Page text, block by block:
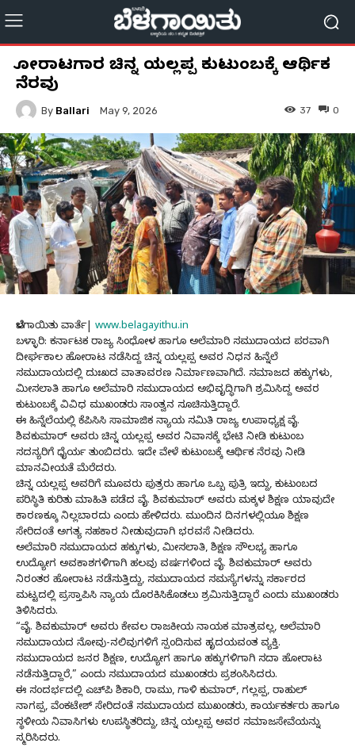
ಹೋರಾಟಗಾರ ಚಿನ್ನ ಯಲ್ಲಪ್ಪ ಕುಟುಂಬಕ್ಕೆ ಆರ್ಥಿಕ
ನೆರವು
By Ballari May 9, 2026 0
37
ಬೆಳಗಾಯಿತು ವಾರ್ತೆ| www.belagayithu.in
ಬಳ್ಳಾರಿ: ಕರ್ನಾಟಕ ರಾಜ್ಯ ಸಿಂಧೋಳ ಹಾಗೂ ಅಲೆಮಾರಿ ಸಮುದಾಯದ ಪರವಾಗಿ
ದೀರ್ಘಕಾಲ ಹೋರಾಟ ನಡೆಸಿದ್ದ ಚಿನ್ನ ಯಲ್ಲಪ್ಪ ಅವರ ನಿಧನ ಹಿನ್ನೆಲೆ
ಸಮುದಾಯದಲ್ಲಿ ದುಃಖದ ವಾತಾವರಣ ನಿರ್ಮಾಣವಾಗಿದೆ. ಸಮಾಜದ ಹಕ್ಕುಗಳು,
ಮೀಸಲಾತಿ ಹಾಗೂ ಅಲೆಮಾರಿ ಸಮುದಾಯದ ಅಭಿವೃದ್ಧಿಗಾಗಿ ಶ್ರಮಿಸಿದ್ದ ಅವರ
ಕುಟುಂಬಕ್ಕೆ ವಿವಿಧ ಮುಖಂಡರು ಸಾಂತ್ವನ ಸೂಚಿಸುತ್ತಿದ್ದಾರೆ.
ಈ ಹಿನ್ನೆಲೆಯಲ್ಲಿ ಕೆಪಿಸಿಸಿ ಸಾಮಾಜಿಕ ನ್ಯಾಯ ಸಮಿತಿ ರಾಜ್ಯ ಉಪಾಧ್ಯಕ್ಷ ವೈ.
ಶಿವಕುಮಾರ್ ಅವರು ಚಿನ್ನ ಯಲ್ಲಪ್ಪ ಅವರ ನಿವಾಸಕ್ಕೆ ಭೇಟಿ ನೀಡಿ ಕುಟುಂಬ
ಸದಸ್ಯರಿಗೆ ಧೈರ್ಯ ತುಂಬಿದರು. ಇದೇ ವೇಳೆ ಕುಟುಂಬಕ್ಕೆ ಆರ್ಥಿಕ ನೆರವು ನೀಡಿ
ಮಾನವೀಯತೆ ಮೆರೆದರು.
ಚಿನ್ನ ಯಲ್ಲಪ್ಪ ಅವರಿಗೆ ಮೂವರು ಪುತ್ರರು ಹಾಗೂ ಒಬ್ಬ ಪುತ್ರಿ ಇದ್ದು, ಕುಟುಂಬದ
ಪರಿಸ್ಥಿತಿ ಕುರಿತು ಮಾಹಿತಿ ಪಡೆದ ವೈ. ಶಿವಕುಮಾರ್ ಅವರು ಮಕ್ಕಳ ಶಿಕ್ಷಣ ಯಾವುದೇ
ಕಾರಣಕ್ಕೂ ನಿಲ್ಲಬಾರದು ಎಂದು ಹೇಳಿದರು. ಮುಂದಿನ ದಿನಗಳಲ್ಲಿಯೂ ಶಿಕ್ಷಣ
ಸೇರಿದಂತೆ ಅಗತ್ಯ ಸಹಕಾರ ನೀಡುವುದಾಗಿ ಭರವಸೆ ನೀಡಿದರು.
ಅಲೆಮಾರಿ ಸಮುದಾಯದ ಹಕ್ಕುಗಳು, ಮೀಸಲಾತಿ, ಶಿಕ್ಷಣ ಸೌಲಭ್ಯ ಹಾಗೂ
ಉದ್ಯೋಗ ಅವಕಾಶಗಳಿಗಾಗಿ ಹಲವು ವರ್ಷಗಳಿಂದ ವೈ. ಶಿವಕುಮಾರ್ ಅವರು
ನಿರಂತರ ಹೋರಾಟ ನಡೆಸುತ್ತಿದ್ದು, ಸಮುದಾಯದ ಸಮಸ್ಯೆಗಳನ್ನು ಸರ್ಕಾರದ
ಮಟ್ಟದಲ್ಲಿ ಪ್ರಸ್ತಾಪಿಸಿ ನ್ಯಾಯ ದೊರಕಿಸಿಕೊಡಲು ಶ್ರಮಿಸುತ್ತಿದ್ದಾರೆ ಎಂದು ಮುಖಂಡರು
ತಿಳಿಸಿದರು.
“ವೈ. ಶಿವಕುಮಾರ್ ಅವರು ಕೇವಲ ರಾಜಕೀಯ ನಾಯಕ ಮಾತ್ರವಲ್ಲ, ಅಲೆಮಾರಿ
ಸಮುದಾಯದ ನೋವು-ನಲಿವುಗಳಿಗೆ ಸ್ಪಂದಿಸುವ ಹೃದಯವಂತ ವ್ಯಕ್ತಿ.
ಸಮುದಾಯದ ಜನರ ಶಿಕ್ಷಣ, ಉದ್ಯೋಗ ಹಾಗೂ ಹಕ್ಕುಗಳಿಗಾಗಿ ಸದಾ ಹೋರಾಟ
ನಡೆಸುತ್ತಿದ್ದಾರೆ,” ಎಂದು ಸಮುದಾಯದ ಮುಖಂಡರು ಪ್ರಶಂಸಿಸಿದರು.
ಈ ಸಂದರ್ಭದಲ್ಲಿ ಎಚ್‌ಪಿ ಶಿಕಾರಿ, ರಾಮು, ಗಾಳಿ ಕುಮಾರ್, ಗಲ್ಲಪ್ಪ, ರಾಹುಲ್
ನಾಗಪ್ಪ, ವೆಂಕಟೇಶ್ ಸೇರಿದಂತೆ ಸಮುದಾಯದ ಮುಖಂಡರು, ಕಾರ್ಯಕರ್ತರು ಹಾಗೂ
ಸ್ಥಳೀಯ ನಿವಾಸಿಗಳು ಉಪಸ್ಥಿತರಿದ್ದು, ಚಿನ್ನ ಯಲ್ಲಪ್ಪ ಅವರ ಸಮಾಜಸೇವೆಯನ್ನು
ಸ್ಮರಿಸಿದರು.